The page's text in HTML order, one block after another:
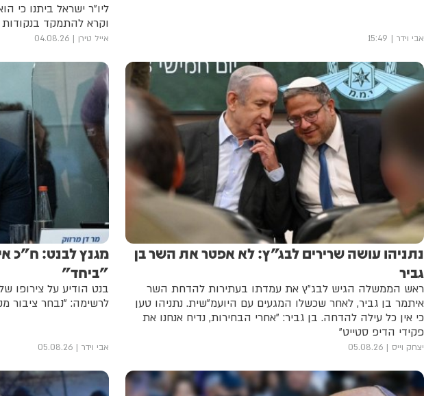
אבי וידר 15:49
ליו"ר ישראל ביתנו כי
וקרא להתמקד
אייל טירן 04.08.26
נתניהו עושה שרירים לבג"ץ: לא אפטר את השר בן
גביר
ראש הממשלה הגיש לבג"ץ את עמדתו בעתירות להדחת השר
איתמר בן גביר, לאחר שכשלו המגעים עם היועמ"שית. נתניהו טען
כי אין כל עילה להדחה. בן גביר: "אחרי הבחירות, נדיח אנחנו את
פקידי הדיפ סטייט"
יצחק וייס 05.08.26
מגנץ לבנט: ח"כ
"ביחד"
בנט הודיע על צירופו
לרשימה: "נבחר ציבור
אבי וידר 05.08.26